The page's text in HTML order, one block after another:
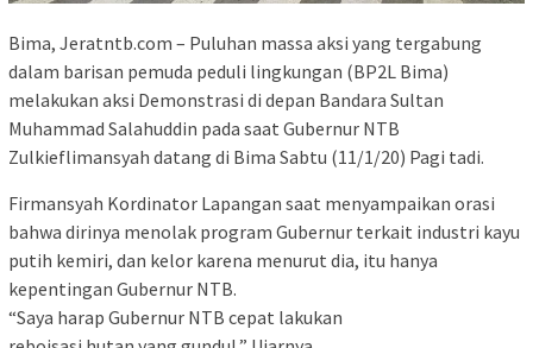
Bima, Jeratntb.com – Puluhan massa aksi yang tergabung
dalam barisan pemuda peduli lingkungan (BP2L Bima)
melakukan aksi Demonstrasi di depan Bandara Sultan
Muhammad Salahuddin pada saat Gubernur NTB
Zulkieflimansyah datang di Bima Sabtu (11/1/20) Pagi tadi.
Firmansyah Kordinator Lapangan saat menyampaikan orasi
bahwa dirinya menolak program Gubernur terkait industri kayu
putih kemiri, dan kelor karena menurut dia, itu hanya
kepentingan Gubernur NTB.
“Saya harap Gubernur NTB cepat lakukan